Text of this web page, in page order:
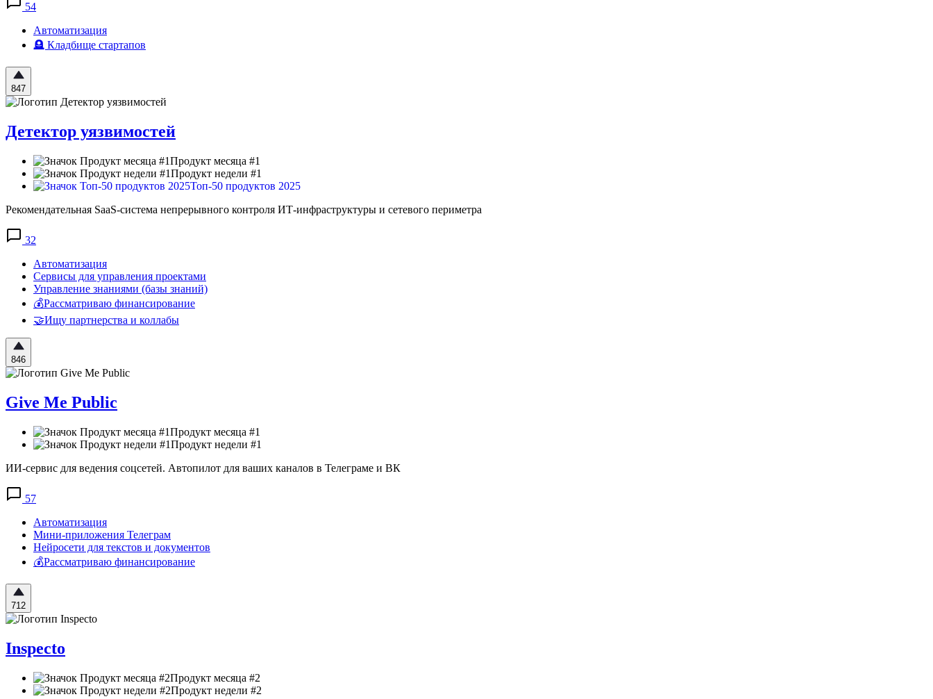
54
Автоматизация
🪦 Кладбище стартапов
847
Детектор уязвимостей
Продукт месяца #1
Продукт недели #1
Топ-50 продуктов 2025
Рекомендательная SaaS-система непрерывного контроля ИТ-инфраструктуры и сетевого периметра
32
Автоматизация
Сервисы для управления проектами
Управление знаниями (базы знаний)
💰Рассматриваю финансирование
🤝Ищу партнерства и коллабы
846
Give Me Public
Продукт месяца #1
Продукт недели #1
ИИ-сервис для ведения соцсетей. Автопилот для ваших каналов в Телеграме и ВК
57
Автоматизация
Мини-приложения Телеграм
Нейросети для текстов и документов
💰Рассматриваю финансирование
712
Inspecto
Продукт месяца #2
Продукт недели #2